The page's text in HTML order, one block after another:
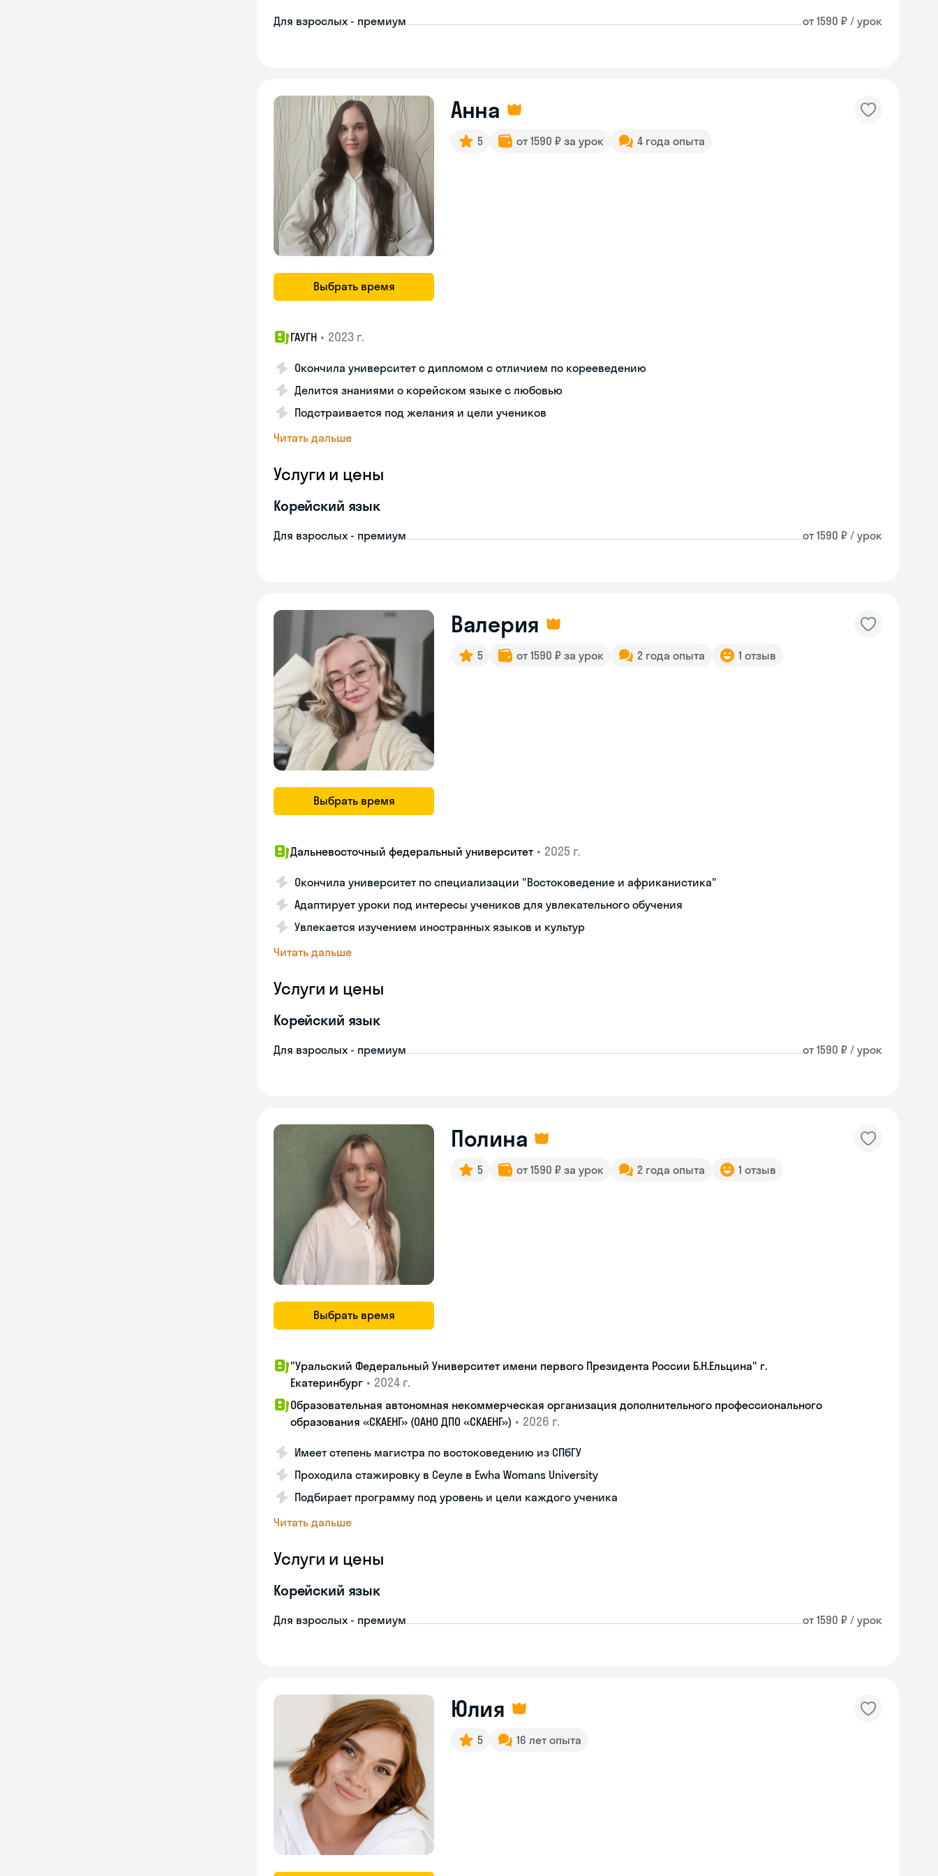
Для взрослых - премиум от 1590 ₽ / урок
Выбрать время
Анна
5 от 1590 ₽ за урок 4 года опыта
ГАУГН • 2023 г.
Окончила университет с дипломом с отличием по корееведению
Делится знаниями о корейском языке с любовью
Подстраивается под желания и цели учеников
Читать дальше
Услуги и цены
Корейский язык
Для взрослых - премиум от 1590 ₽ / урок
Выбрать время
Валерия
5 от 1590 ₽ за урок 2 года опыта 1 отзыв
Дальневосточный федеральный университет • 2025 г.
Окончила университет по специализации "Востоковедение и африканистика"
Адаптирует уроки под интересы учеников для увлекательного обучения
Увлекается изучением иностранных языков и культур
Читать дальше
Услуги и цены
Корейский язык
Для взрослых - премиум от 1590 ₽ / урок
Выбрать время
Полина
5 от 1590 ₽ за урок 2 года опыта 1 отзыв
"Уральский Федеральный Университет имени первого Президента России Б.Н.Ельцина" г.
Екатеринбург • 2024 г.
Образовательная автономная некоммерческая организация дополнительного профессионального
образования «СКАЕНГ» (ОАНО ДПО «СКАЕНГ») • 2026 г.
Имеет степень магистра по востоковедению из СПбГУ
Проходила стажировку в Сеуле в Ewha Womans University
Подбирает программу под уровень и цели каждого ученика
Читать дальше
Услуги и цены
Корейский язык
Для взрослых - премиум от 1590 ₽ / урок
Юлия
5 16 лет опыта